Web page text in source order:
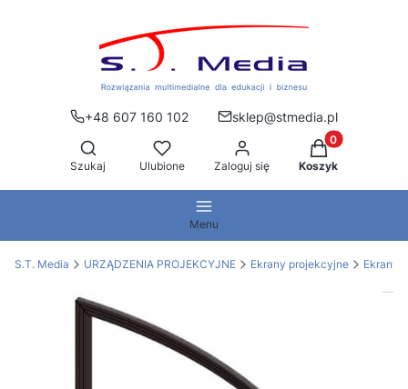
+48 607 160 102
sklep@stmedia.pl
Otwórz wyszukiwarkę
Szukaj Ulubione Zaloguj się
Produkty w
Koszyk
Menu
S.T. Media URZĄDZENIA PROJEKCYJNE Ekrany projekcyjne Ekrany